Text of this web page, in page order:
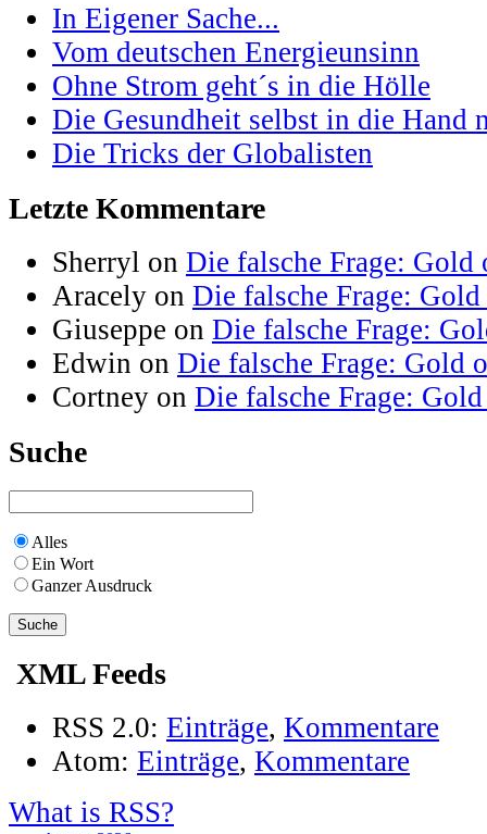
In Eigener Sache...
Vom deutschen Energieunsinn
Ohne Strom geht´s in die Hölle
Die Gesundheit selbst in die Hand
Die Tricks der Globalisten
Letzte Kommentare
Sherryl on Die falsche Frage: Gold
Aracely on Die falsche Frage:
Giuseppe on Die falsche Frage:
Edwin on Die falsche Frage: Gold
Cortney on Die falsche Frage:
Suche
Alles
Ein Wort
Ganzer Ausdruck
XML Feeds
RSS 2.0: Einträge, Kommentare
Atom: Einträge, Kommentare
What is RSS?